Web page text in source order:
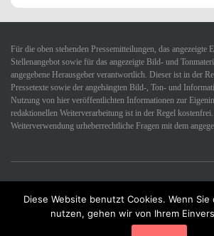
Für die oben stehenden Pressemitteilungen, das angezeigte
Stellenangebot sowie für das angezeigte Bild- und
angegebene Herausgeber verantwortlich. Dieser ist in der
Pressetexte sowie der angehängten Bild-, Ton- und
Nutzung von hier veröffentlichten Informationen zur
redaktionellen Weiterverarbeitung ist in der Regel
Weiterverwendung urheberrechtliche Fragen mit dem
Datenschutzerklärung Impressum
Diese Website benutzt Cookies. Wenn
nutzen, gehen wir von Ihrem